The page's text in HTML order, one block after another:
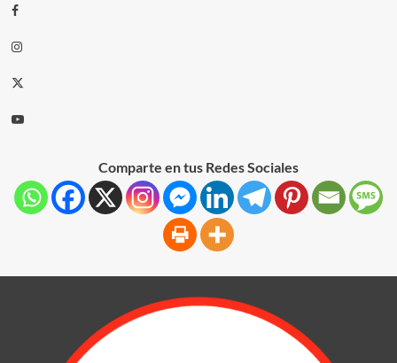
Comparte en tus Redes Sociales